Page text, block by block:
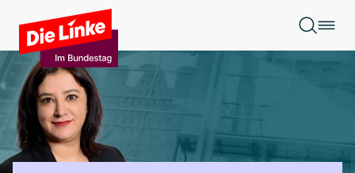
Zum Hauptinhalt springen